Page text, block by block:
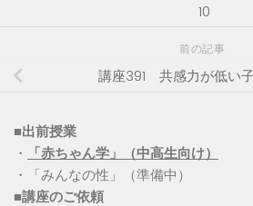
10
前の記事
講座391 共感力が低い
■出前授業
・
「赤ちゃん学」（中高生向け）
・「みんなの性」（準備中）
■講座のご依頼